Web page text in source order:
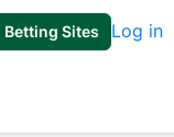
Betting Sites Log in